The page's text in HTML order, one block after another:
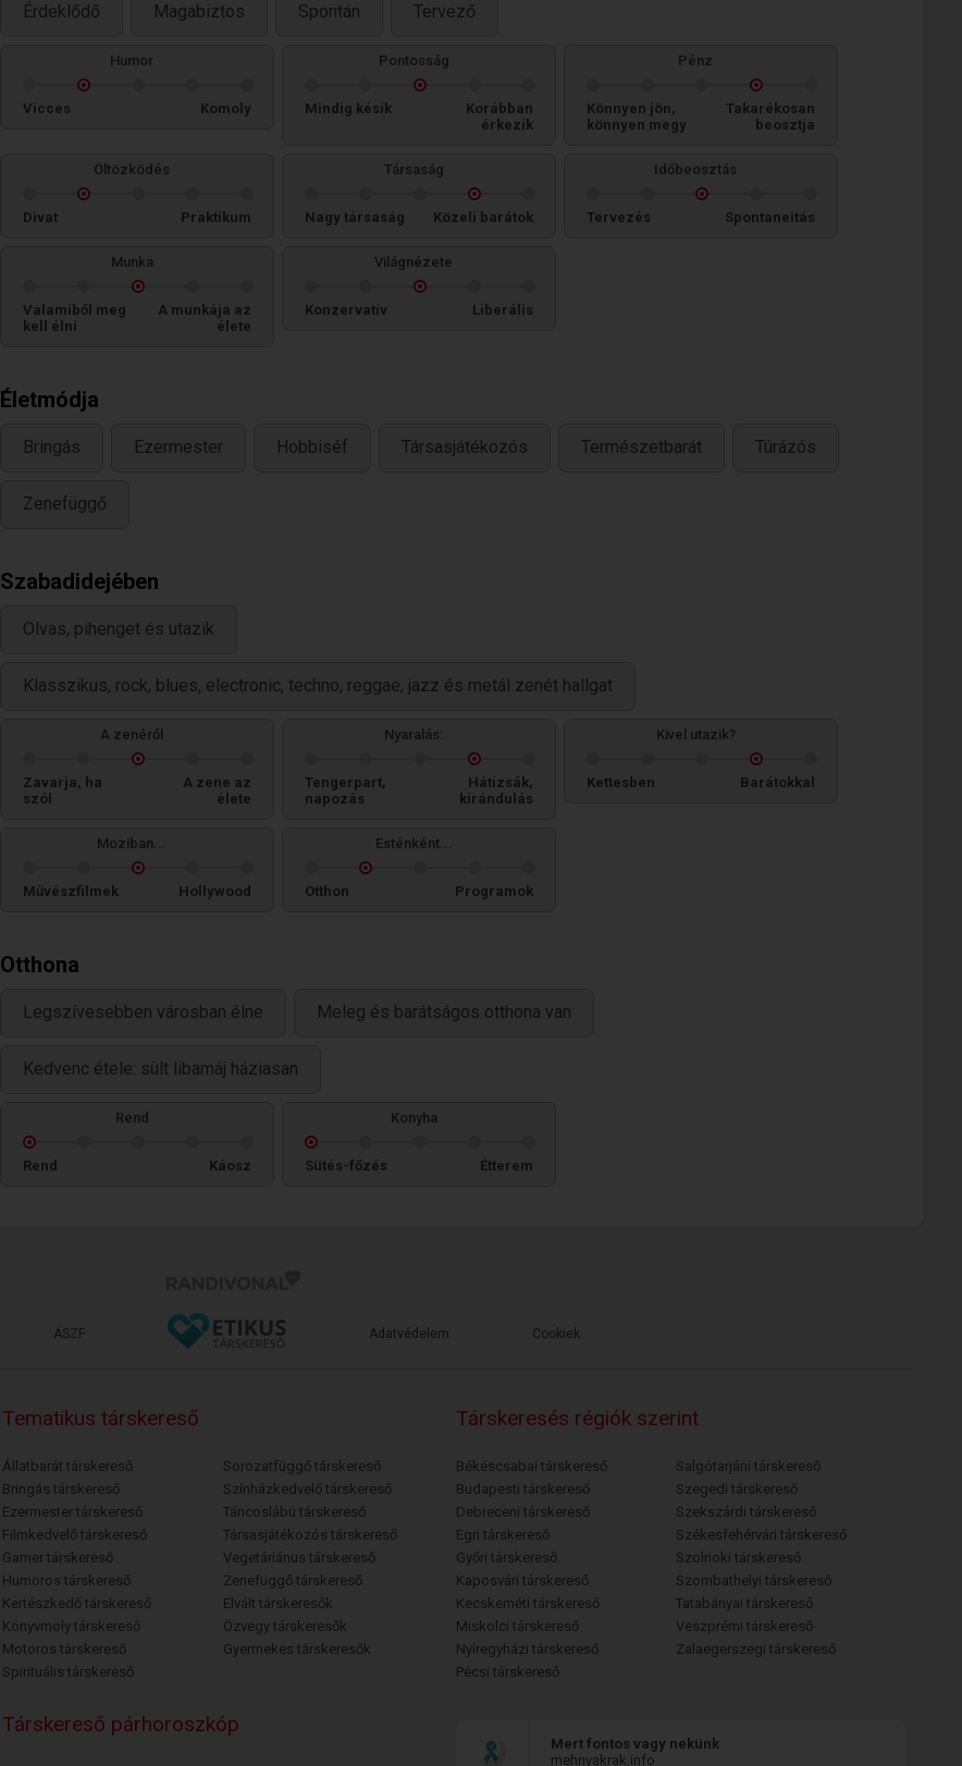
Érdeklődő Magabiztos Spontán Tervező
Humor
Vicces Komoly
Pontosság
Mindig késik
Korábban
érkezik
Pénz
Könnyen jön,
könnyen megy
Takarékosan
beosztja
Öltözködés
Divat Praktikum
Társaság
Nagy társaság Közeli barátok
Időbeosztás
Tervezés Spontaneitás
Munka
Valamiből meg
kell élni
A munkája az
élete
Világnézete
Konzervatív Liberális
Életmódja
Bringás Ezermester Hobbiséf Társasjátékozós Természetbarát Túrázós
Zenefüggő
Szabadidejében
Olvas, pihenget és utazik
Klasszikus, rock, blues, electronic, techno, reggae, jazz és metál zenét hallgat
A zenéről
Zavarja, ha
szól
A zene az
élete
Nyaralás:
Tengerpart,
napozás
Hátizsák,
kirándulás
Kivel utazik?
Kettesben Barátokkal
Moziban...
Művészfilmek Hollywood
Esténként...
Otthon Programok
Otthona
Legszívesebben városban élne Meleg és barátságos otthona van
Kedvenc étele: sült libamáj háziasan
Rend
Rend Káosz
Konyha
Sütés-főzés Étterem
ÁSZF Adatvédelem Cookiek
Tematikus társkereső
Állatbarát társkereső
Bringás társkereső
Ezermester társkereső
Filmkedvelő társkereső
Gamer társkereső
Humoros társkereső
Kertészkedő társkereső
Könyvmoly társkereső
Motoros társkereső
Spirituális társkereső
Sorozatfüggő társkereső
Színházkedvelő társkereső
Táncoslábú társkereső
Társasjátékozós társkereső
Vegetáriánus társkereső
Zenefüggő társkereső
Elvált társkeresők
Özvegy társkeresők
Gyermekes társkeresők
Társkeresés régiók szerint
Békéscsabai társkereső
Budapesti társkereső
Debreceni társkereső
Egri társkereső
Győri társkereső
Kaposvári társkereső
Kecskeméti társkereső
Miskolci társkereső
Nyíregyházi társkereső
Pécsi társkereső
Salgótarjáni társkereső
Szegedi társkereső
Szekszárdi társkereső
Székesfehérvári társkereső
Szolnoki társkereső
Szombathelyi társkereső
Tatabányai társkereső
Veszprémi társkereső
Zalaegerszegi társkereső
Társkereső párhoroszkóp
Mert fontos vagy nekünk
mehnyakrak.info